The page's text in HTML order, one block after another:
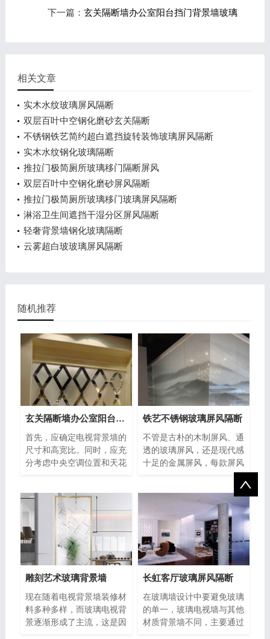
下一篇： 玄关隔断墙办公室阳台挡门背景墙玻璃
相关文章
实木水纹玻璃屏风隔断
双层百叶中空钢化磨砂玄关隔断
不锈钢铁艺简约超白遮挡旋转装饰玻璃屏风隔断
实木水纹钢化玻璃隔断
推拉门极简厕所玻璃移门隔断屏风
双层百叶中空钢化磨砂屏风隔断
推拉门极简厕所玻璃移门玻璃屏风隔断
淋浴卫生间遮挡干湿分区屏风隔断
轻奢背景墙钢化玻璃隔断
云雾超白玻玻璃屏风隔断
随机推荐
玄关隔断墙办公室阳台挡门玻璃背景墙
首先，应确定电视背景墙的
尺寸和高宽比。同时，应充
分考虑中央空调位置和天花
铁艺不锈钢玻璃屏风隔断
不管是古朴的木制屏风、通
透的玻璃屏风，还是现代感
十足的金属屏风，每款屏风
都可以通过自身材质，为家
雕刻艺术玻璃背景墙
现在随着电视背景墙装修材
料多种多样，而玻璃电视背
景逐渐形成了主流，这是因
长虹客厅玻璃屏风隔断
在玻璃墙设计中要避免玻璃
的单一，玻璃电视墙与其他
材质背景墙不同，主要通过